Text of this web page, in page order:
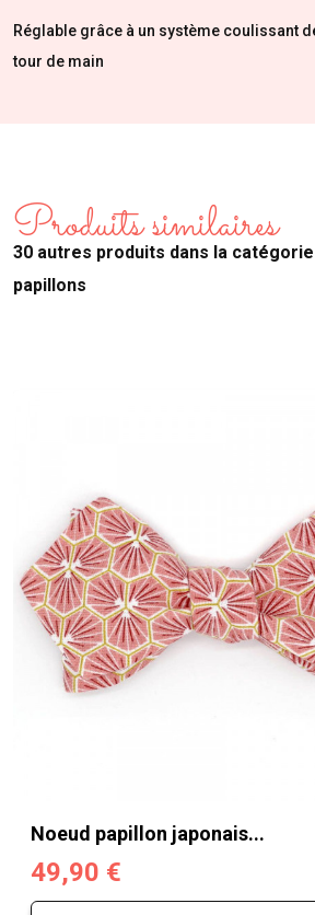
Réglable grâce à un système coulissant
tour de main
Produits similaires
30 autres produits dans la catégorie
papillons
Noeud papillon japonais...
49,90 €